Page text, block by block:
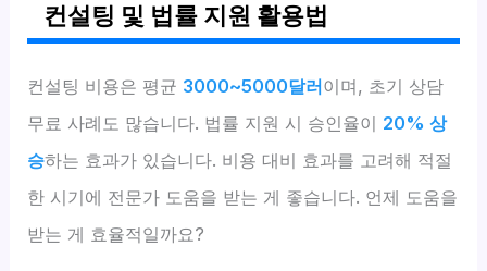
컨설팅 및 법률 지원 활용법
컨설팅 비용은 평균 3000~5000달러이며, 초기 상담
무료 사례도 많습니다. 법률 지원 시 승인율이 20% 상
승하는 효과가 있습니다. 비용 대비 효과를 고려해 적절
한 시기에 전문가 도움을 받는 게 좋습니다. 언제 도움을
받는 게 효율적일까요?